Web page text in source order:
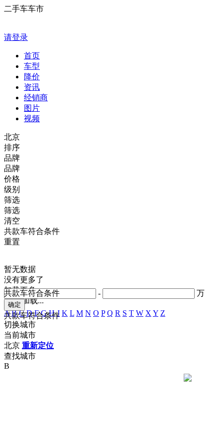
二手车车市
请登录
首页
车型
降价
资讯
经销商
图片
视频
北京
排序
品牌
品牌
价格
- 万
共款车符合条件
级别
共款车符合条件
筛选
筛选
清空
共款车符合条件
重置
暂无数据
没有更多了
加载更多
正在加载...
A B C D F G H J K L M N O P Q R S T W X Y Z
切换城市
当前城市
北京 重新定位
查找城市
B